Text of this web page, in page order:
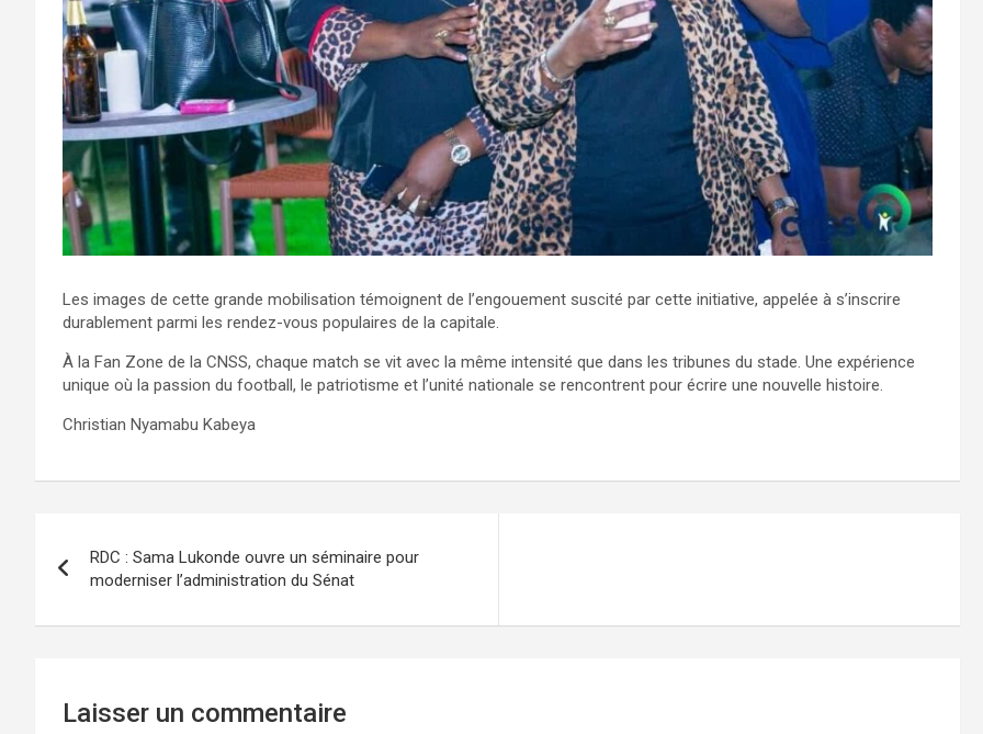
Les images de cette grande mobilisation témoignent de l’engouement suscité par cette initiative, appelée à s’inscrire
durablement parmi les rendez-vous populaires de la capitale.
À la Fan Zone de la CNSS, chaque match se vit avec la même intensité que dans les tribunes du stade. Une expérience
unique où la passion du football, le patriotisme et l’unité nationale se rencontrent pour écrire une nouvelle histoire.
Christian Nyamabu Kabeya
de
l’article
RDC : Sama Lukonde ouvre un séminaire pour
moderniser l’administration du Sénat
Laisser un commentaire